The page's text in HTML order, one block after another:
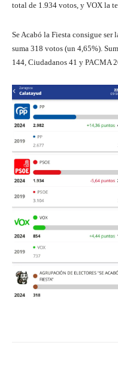
total de 1.934 votos, y VOX la
Se Acabó la Fiesta consigue
suma 318 votos (un 4,65%).
144, Ciudadanos 41 y PACMA